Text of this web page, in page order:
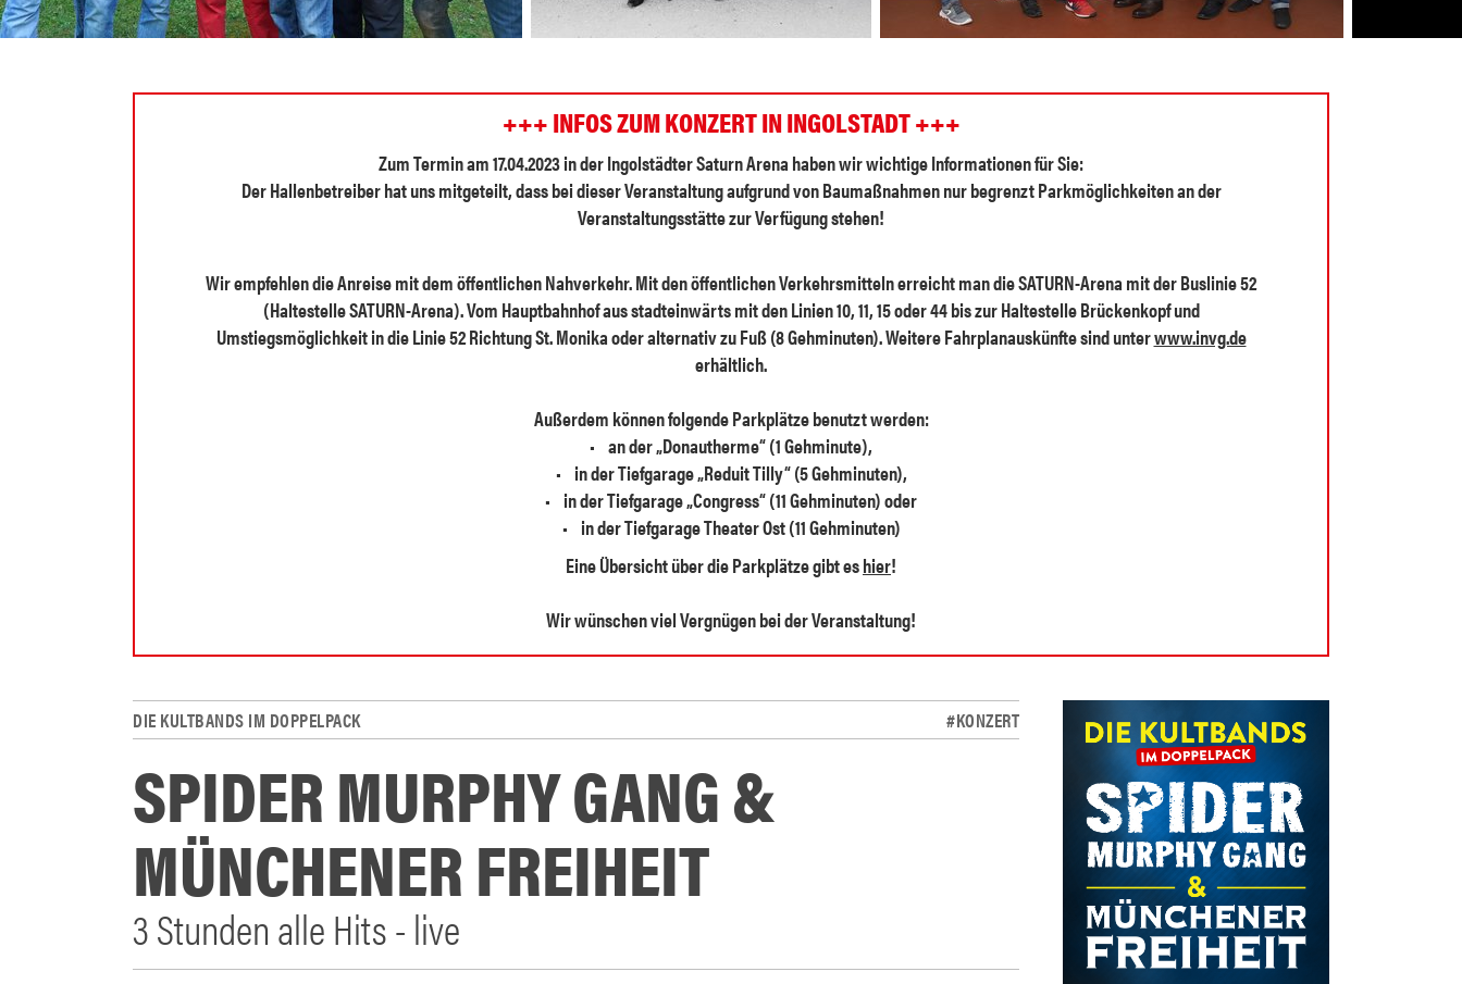
+++ INFOS ZUM KONZERT IN INGOLSTADT +++
Zum Termin am 17.04.2023 in der Ingolstädter Saturn Arena haben wir wichtige Informationen für Sie:
Der Hallenbetreiber hat uns mitgeteilt, dass bei dieser Veranstaltung aufgrund von Baumaßnahmen nur begrenzt Parkmöglichkeiten an der
Veranstaltungsstätte zur Verfügung stehen!
Wir empfehlen die Anreise mit dem öffentlichen Nahverkehr. Mit den öffentlichen Verkehrsmitteln erreicht man die SATURN-Arena mit der Buslinie 52
(Haltestelle SATURN-Arena). Vom Hauptbahnhof aus stadteinwärts mit den Linien 10, 11, 15 oder 44 bis zur Haltestelle Brückenkopf und
Umstiegsmöglichkeit in die Linie 52 Richtung St. Monika oder alternativ zu Fuß (8 Gehminuten). Weitere Fahrplanauskünfte sind unterwww.invg.de
erhältlich.
Außerdem können folgende Parkplätze benutzt werden:
• an der „Donautherme“ (1 Gehminute),
• in der Tiefgarage „Reduit Tilly“ (5 Gehminuten),
• in der Tiefgarage „Congress“ (11 Gehminuten) oder
• in der Tiefgarage Theater Ost (11 Gehminuten)
Eine Übersicht über die Parkplätze gibt eshier!
Wir wünschen viel Vergnügen bei der Veranstaltung!
DIE KULTBANDS IM DOPPELPACK #KONZERT
SPIDER MURPHY GANG &
MÜNCHENER FREIHEIT
3 Stunden alle Hits - live